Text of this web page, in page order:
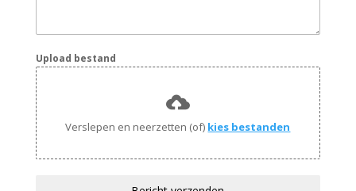
Upload bestand
Verslepen en neerzetten (of) kies bestanden